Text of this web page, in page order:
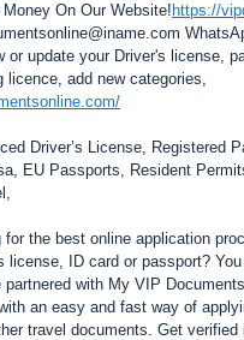
On Our Website! https://
or update your Driver's license,
licence, add new categories,
Driver’s License, Registered
EU Passports, Resident
for the best online application
license, ID card or passport?
partnered with My VIP
an easy and fast way of
travel documents. Get verified